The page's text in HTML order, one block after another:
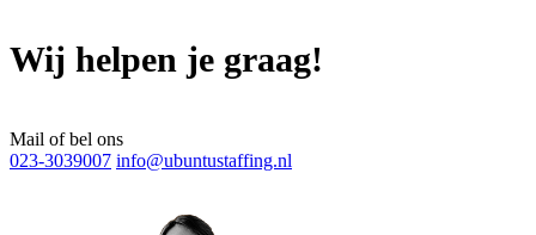
Wij helpen je graag!
Mail of bel ons
023-3039007 info@ubuntustaffing.nl